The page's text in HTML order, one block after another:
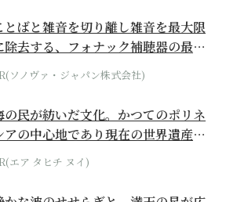
とばと雑音を切り離し雑音を最大限
除去する、フォナック補聴器の最上
位モデル
ソノヴァ・ジャパン株式会社)
の民が紡いだ文化。かつてのポリネ
アの中心地であり現在の世界遺産か
みえてくる...
エア タヒチ ヌイ)